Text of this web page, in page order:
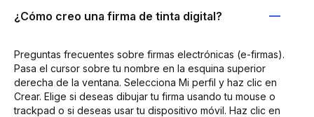
¿Cómo creo una firma de tinta digital?
Preguntas frecuentes sobre firmas electrónicas (e-firmas).
Pasa el cursor sobre tu nombre en la esquina superior
derecha de la ventana. Selecciona Mi perfil y haz clic en
Crear. Elige si deseas dibujar tu firma usando tu mouse o
trackpad o si deseas usar tu dispositivo móvil. Haz clic en